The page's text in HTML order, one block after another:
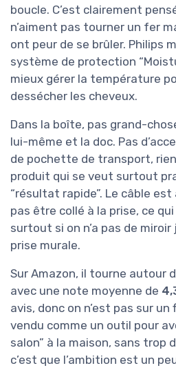
boucle. C’est clairement
n’aiment pas tourner un fer
ont peur de se brûler. Philips
système de protection
mieux gérer la température
dessécher les cheveux.
Dans la boîte, pas grand-
lui-même et la doc. Pas
de pochette de transport,
produit qui se veut surtout
“résultat rapide”. Le câble
pas être collé à la prise, ce
surtout si on n’a pas de
prise murale.
Sur Amazon, il tourne autour
avec une note moyenne de
avis, donc on n’est pas sur un
vendu comme un outil pour
salon” à la maison, sans trop
c’est que l’ambition est un